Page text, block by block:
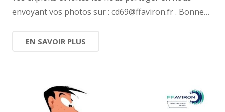
envoyant vos photos sur : cd69@ffaviron.fr . Bonne…
EN SAVOIR PLUS